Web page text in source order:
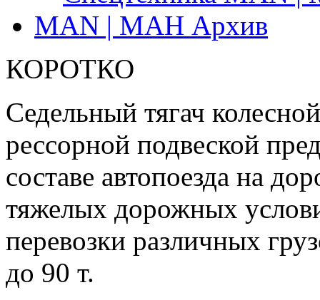
MAN | МАН Архив
КОРОТКО
Седельный тягач
рессорной подвеской
составе автопоезда на
тяжелых дорожных
перевозки различных
до 90 т.